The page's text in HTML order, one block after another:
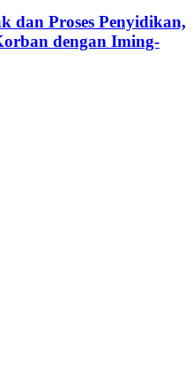
dan Proses Penyidikan,
dengan Iming-